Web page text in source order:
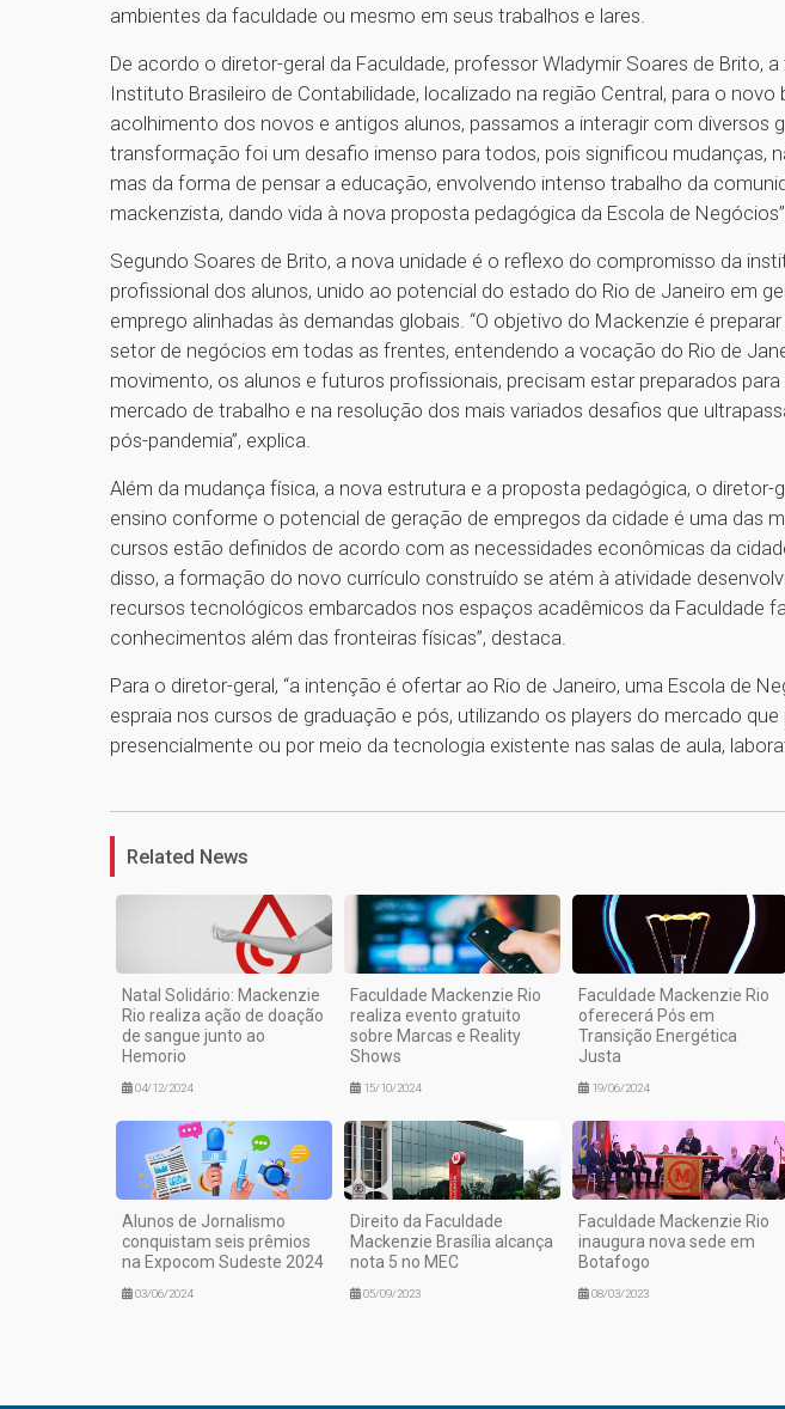
ambientes da faculdade ou mesmo em seus trabalhos e lares.
De acordo o diretor-geral da Faculdade, professor Wladymir Soares de Brito,
Instituto Brasileiro de Contabilidade, localizado na região Central, para o novo
acolhimento dos novos e antigos alunos, passamos a interagir com diversos
transformação foi um desafio imenso para todos, pois significou mudanças,
mas da forma de pensar a educação, envolvendo intenso trabalho da
mackenzista, dando vida à nova proposta pedagógica da Escola de
Segundo Soares de Brito, a nova unidade é o reflexo do compromisso da
profissional dos alunos, unido ao potencial do estado do Rio de Janeiro em
emprego alinhadas às demandas globais. “O objetivo do Mackenzie é
setor de negócios em todas as frentes, entendendo a vocação do Rio de
movimento, os alunos e futuros profissionais, precisam estar preparados
mercado de trabalho e na resolução dos mais variados desafios que
pós-pandemia”, explica.
Além da mudança física, a nova estrutura e a proposta pedagógica, o diretor-
ensino conforme o potencial de geração de empregos da cidade é uma das
cursos estão definidos de acordo com as necessidades econômicas da
disso, a formação do novo currículo construído se atém à atividade
recursos tecnológicos embarcados nos espaços acadêmicos da Faculdade
conhecimentos além das fronteiras físicas”, destaca.
Para o diretor-geral, “a intenção é ofertar ao Rio de Janeiro, uma Escola de
espraia nos cursos de graduação e pós, utilizando os players do mercado
presencialmente ou por meio da tecnologia existente nas salas de aula,
1
Related News
Natal Solidário: Mackenzie
Rio realiza ação de doação
de sangue junto ao
Hemorio
04/12/2024
Faculdade Mackenzie Rio
realiza evento gratuito
sobre Marcas e Reality
Shows
15/10/2024
Faculdade Mackenzie Rio
oferecerá Pós em
Transição Energética
Justa
19/06/2024
Alunos de Jornalismo
conquistam seis prêmios
na Expocom Sudeste 2024
03/06/2024
Direito da Faculdade
Mackenzie Brasília alcança
nota 5 no MEC
05/09/2023
Faculdade Mackenzie Rio
inaugura nova sede em
Botafogo
08/03/2023